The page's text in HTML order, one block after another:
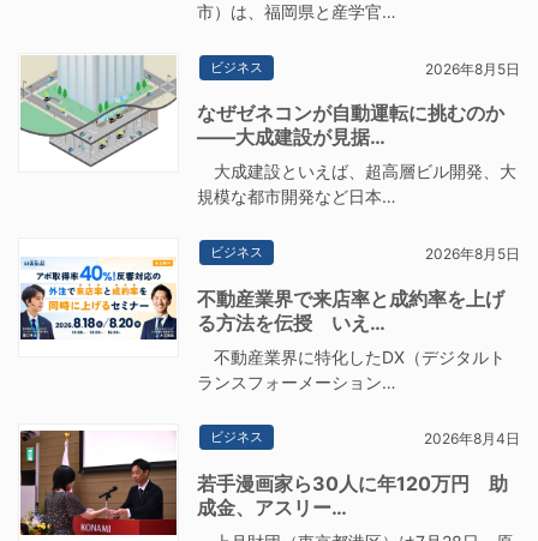
市）は、福岡県と産学官…
ビジネス 2026年8月5日
なぜゼネコンが自動運転に挑むのか
――大成建設が見据…
大成建設といえば、超高層ビル開発、大
規模な都市開発など日本…
ビジネス 2026年8月5日
不動産業界で来店率と成約率を上げ
る方法を伝授 いえ…
不動産業界に特化したDX（デジタルト
ランスフォーメーション…
ビジネス 2026年8月4日
若手漫画家ら30人に年120万円 助
成金、アスリー…